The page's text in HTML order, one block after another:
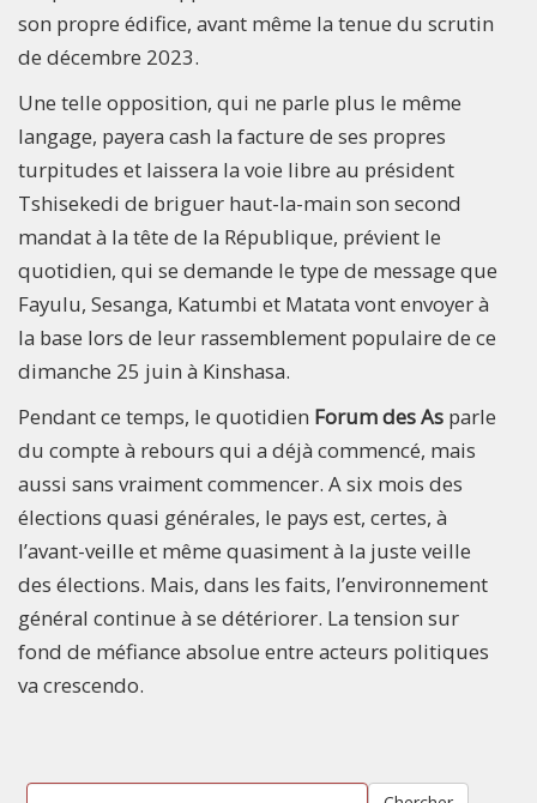
son propre édifice, avant même la tenue du scrutin
de décembre 2023.
Une telle opposition, qui ne parle plus le même
langage, payera cash la facture de ses propres
turpitudes et laissera la voie libre au président
Tshisekedi de briguer haut-la-main son second
mandat à la tête de la République, prévient le
quotidien, qui se demande le type de message que
Fayulu, Sesanga, Katumbi et Matata vont envoyer à
la base lors de leur rassemblement populaire de ce
dimanche 25 juin à Kinshasa.
Pendant ce temps, le quotidien Forum des As parle
du compte à rebours qui a déjà commencé, mais
aussi sans vraiment commencer. A six mois des
élections quasi générales, le pays est, certes, à
l’avant-veille et même quasiment à la juste veille
des élections. Mais, dans les faits, l’environnement
général continue à se détériorer. La tension sur
fond de méfiance absolue entre acteurs politiques
va crescendo.